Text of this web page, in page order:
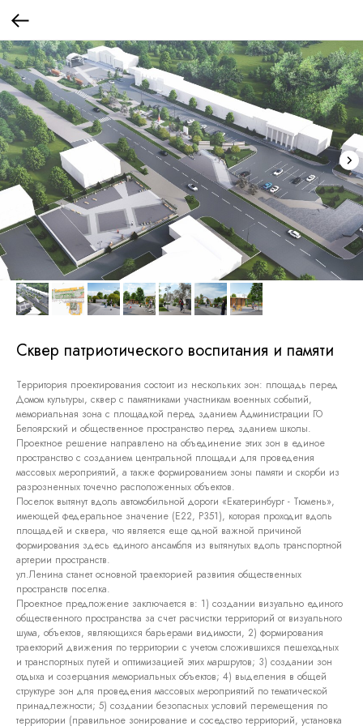
Сквер патриотического воспитания и памяти
Территория проектирования состоит из нескольких зон: площадь перед
Домом культуры, сквер с памятниками участникам военных событий,
мемориальная зона с площадкой перед зданием Администрации ГО
Белоярский и общественное пространство перед зданием школы.
Проектное решение направлено на объединение этих зон в единое
пространство с созданием центральной площади для проведения
массовых мероприятий, а также формированием зоны памяти и скорби из
разрозненных точечно расположенных объектов.
Поселок вытянут вдоль автомобильной дороги «Екатеринбург - Тюмень»,
имеющей федеральное значение (Е22, Р351), которая проходит вдоль
площадей и сквера, что является еще одной важной причиной
формирования здесь единого ансамбля из вытянутых вдоль транспортной
артерии пространств.
ул.Ленина станет основной траекторией развития общественных
пространств поселка.
Проектное предложение заключается в: 1) создании визуально единого
общественного пространства за счет расчистки территорий от визуального
шума, объектов, являющихся барьерами видимости, 2) формирования
траекторий движения по территории с учетом сложившихся пешеходных
и транспортных путей и оптимизацией этих маршрутов; 3) создании зон
отдыха и созерцания мемориальных объектов; 4) выделения в общей
структуре зон для проведения массовых мероприятий по тематической
принадлежности; 5) создании безопасных условий перемещения по
территории (правильное зонирование и соседство территорий, установка